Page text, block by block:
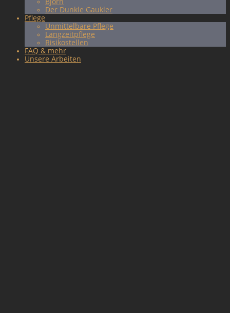
Der Dunkle Gaukler
Pflege
Unmittelbare Pflege
Langzeitpflege
Risikostellen
FAQ & mehr
Unsere Arbeiten